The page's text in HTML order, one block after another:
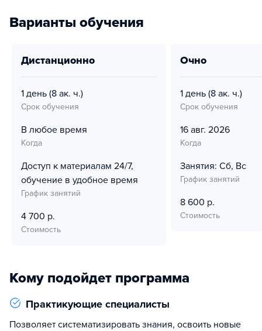
Варианты обучения
дистанционно
1 день (8 ак. ч.)
Срок обучения
В любое время
Когда
Доступ к материалам 24/7,
обучение в удобное время
График занятий
4 700 р.
Стоимость
очно
1 день (8 ак. ч.)
Срок обучения
16 авг. 2026
Когда
Занятия: Сб, Вс
График занятий
8 600 р.
Стоимость
Кому подойдет программа
Практикующие специалисты
Позволяет систематизировать знания, освоить новые